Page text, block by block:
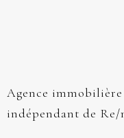
Agence
indépendant de Re/